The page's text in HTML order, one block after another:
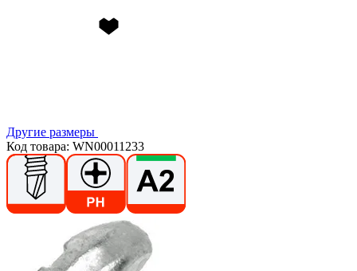
Другие размеры
Код товара: WN00011233